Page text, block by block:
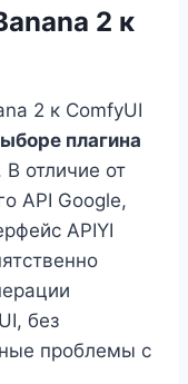
2 к
2 к ComfyUI
плагина
В отличие от
API Google,
APIYI
без
проблемы с